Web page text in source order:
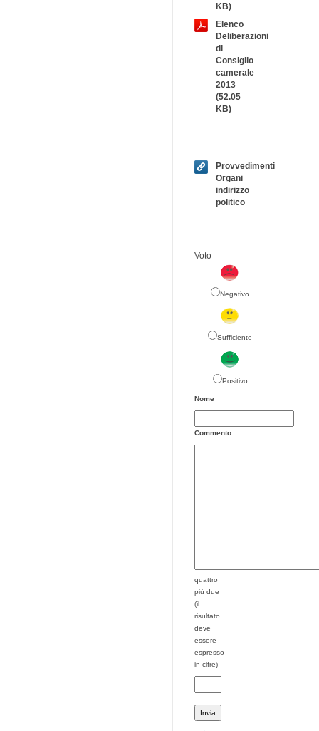
KB)
Elenco
Deliberazioni
di
Consiglio
camerale
2013
(52.05
KB)
Provvedimenti
Organi
indirizzo
politico
Voto
Negativo
Sufficiente
Positivo
Nome
Commento
quattro
più due
(il
risultato
deve
essere
espresso
in cifre)